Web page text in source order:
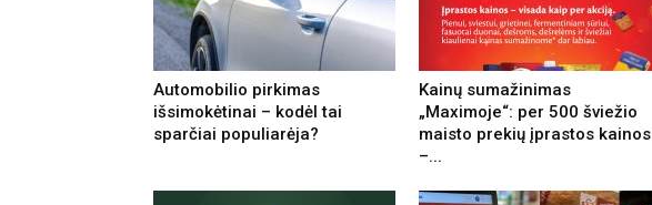
Automobilio pirkimas
išsimokėtinai – kodėl tai
sparčiai populiarėja?
Kainų sumažinimas
„Maximoje“: per 500 šviežio
maisto prekių įprastos kainos
–...